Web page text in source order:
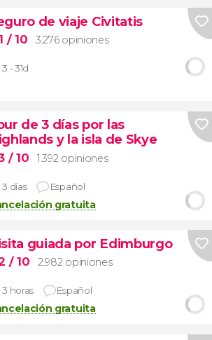
de viaje Civitatis
/ 10 3.276 opiniones
3 - 31d
de 3 días por las
y la isla de Skye
/ 10 1.392 opiniones
3 días Español
gratuita
guiada por Edimburgo
/ 10 2.982 opiniones
3 horas Español
gratuita